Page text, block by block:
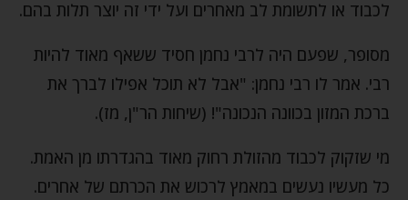
לכבוד או לתשומת לב מאחרים ועל ידי זה יוצר תלות בהם.
מסופר, שפעם היה לרבי נחמן חסיד ששאף מאוד להיות
רבי. אמר לו רבי נחמן: "אבל לא תוכל אפילו לברך את
ברכת המזון בכוונה הנכונה"! (שיחות הר"ן, מז).
מי שזקוק לכבוד מהזולת רחוק מאוד בהגדרתו מן האמת.
כל מעשיו נעשים במאמץ לרכוש את הכרתם של אחרים.